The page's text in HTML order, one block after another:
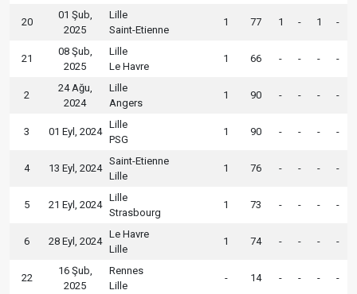
20
01 Şub,
2025
Lille
Saint-Etienne
1 77 1 - 1 -
21
08 Şub,
2025
Lille
Le Havre
1 66 - - - -
2
24 Ağu,
2024
Lille
Angers
1 90 - - - -
3 01 Eyl, 2024
Lille
PSG
1 90 - - - -
4 13 Eyl, 2024
Saint-Etienne
Lille
1 76 - - - -
5 21 Eyl, 2024
Lille
Strasbourg
1 73 - - - -
6 28 Eyl, 2024
Le Havre
Lille
1 74 - - - -
22
16 Şub,
2025
Rennes
Lille
- 14 - - - -